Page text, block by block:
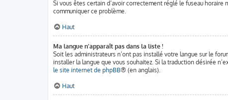
Si vous êtes certain d’avoir correctement réglé le fuseau horaire
communiquer ce problème.
Haut
Ma langue n’apparaît pas dans la liste !
Soit les administrateurs n’ont pas installé votre langue sur le
installer la langue que vous souhaitez. Si la traduction désirée
le site internet de phpBB® (en anglais).
Haut